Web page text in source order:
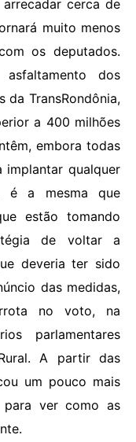
cerca de
muito menos
os deputados.
dos
TransRondônia,
a 400 milhões
embora todas
implantar qualquer
é a mesma que
estão tomando
de voltar a
deveria ter sido
das medidas,
no voto, na
parlamentares
A partir das
um pouco mais
para ver como as